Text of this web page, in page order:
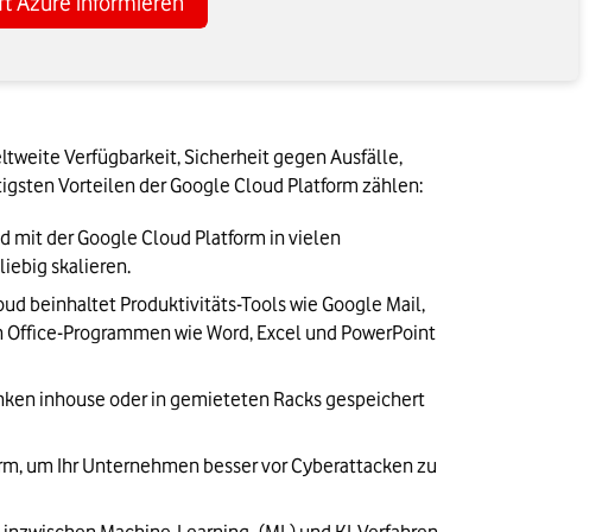
Verfügbarkeit, Sicherheit gegen Ausfälle,
Vorteilen der Google Cloud Platform zählen:
mit der Google Cloud Platform in vielen
skalieren.
beinhaltet Produktivitäts-Tools wie Google Mail,
Programmen wie Word, Excel und PowerPoint
inhouse oder in gemieteten Racks gespeichert
um Ihr Unternehmen besser vor Cyberattacken zu